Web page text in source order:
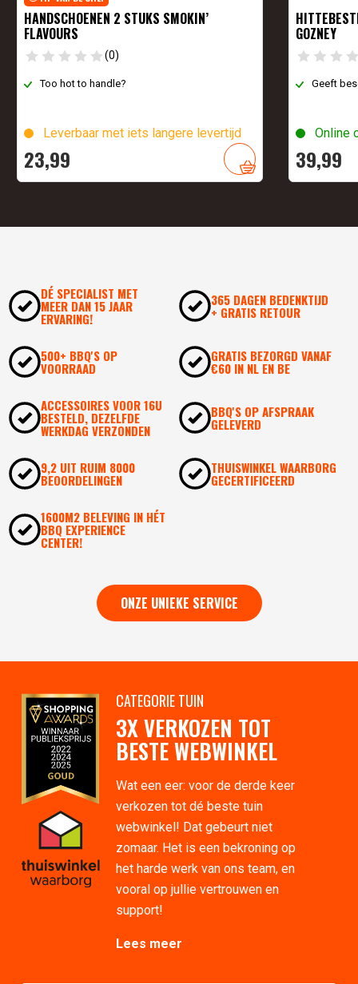
HANDSCHOENEN 2 STUKS SMOKIN’
FLAVOURS
(0)
Too hot to handle?
Leverbaar met iets langere levertijd
23,99
GOZNEY
Geeft
Online
39,99
DÉ SPECIALIST MET
MEER DAN 15 JAAR
ERVARING!
365 DAGEN BEDENKTIJD
+ GRATIS RETOUR
500+ BBQ'S OP
VOORRAAD
GRATIS BEZORGD VANAF
€60 IN NL EN BE
ACCESSOIRES VOOR 16U
BESTELD, DEZELFDE
WERKDAG VERZONDEN
BBQ'S OP AFSPRAAK
GELEVERD
9,2 UIT RUIM 8000
BEOORDELINGEN
THUISWINKEL WAARBORG
GECERTIFICEERD
1600M2 BELEVING IN HÉT
BBQ EXPERIENCE
CENTER!
ONZE UNIEKE SERVICE
CATEGORIE TUIN
3X VERKOZEN TOT
BESTE WEBWINKEL
Wat een eer: voor de derde keer
verkozen tot dé beste tuin
webwinkel! Dat gebeurt niet
zomaar. Het is een bekroning op
het harde werk van ons team, en
vooral op jullie vertrouwen en
support!
Lees meer